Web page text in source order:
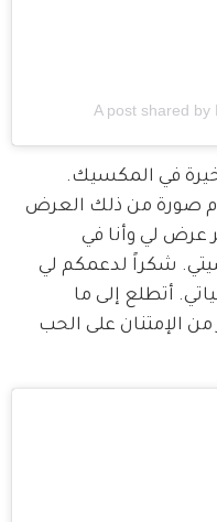
A post shared by
في المكسيك.
صورة من ذلك العرض
عرض لي وأنا في
شكراً لدعمكم لي
أتطلع إلى ما
من الإمتنان على الحب